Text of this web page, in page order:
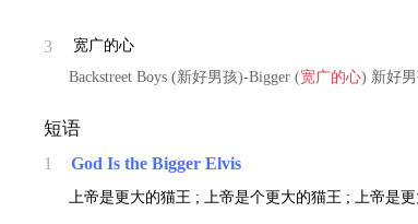
3
宽广的心
Backstreet Boys (新好男孩)-Bigger (宽广的心) 新好
短语
1 God Is the Bigger Elvis
上帝是更大的猫王 ; 上帝是个更大的猫王 ; 上帝是